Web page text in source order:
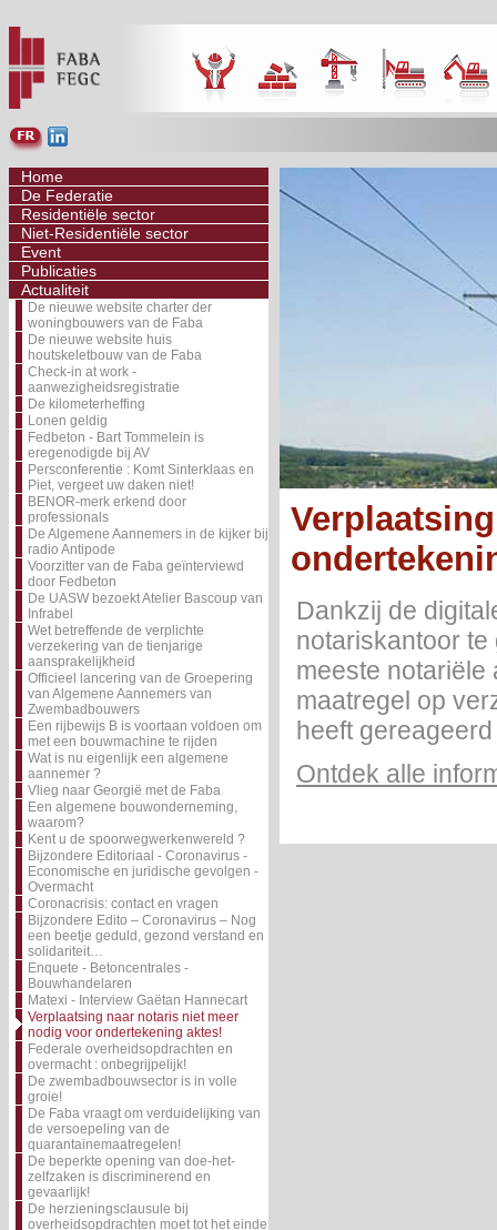
Home
De Federatie
Residentiële sector
Niet-Residentiële sector
Event
Publicaties
Actualiteit
De nieuwe website charter der
woningbouwers van de Faba
De nieuwe website huis
houtskeletbouw van de Faba
Check-in at work -
aanwezigheidsregistratie
De kilometerheffing
Lonen geldig
Fedbeton - Bart Tommelein is
eregenodigde bij AV
Persconferentie : Komt Sinterklaas en
Piet, vergeet uw daken niet!
BENOR-merk erkend door
professionals
De Algemene Aannemers in de kijker bij
radio Antipode
Voorzitter van de Faba geïnterviewd
door Fedbeton
De UASW bezoekt Atelier Bascoup van
Infrabel
Wet betreffende de verplichte
verzekering van de tienjarige
aansprakelijkheid
Officieel lancering van de Groepering
van Algemene Aannemers van
Zwembadbouwers
Een rijbewijs B is voortaan voldoen om
met een bouwmachine te rijden
Wat is nu eigenlijk een algemene
aannemer ?
Vlieg naar Georgië met de Faba
Een algemene bouwonderneming,
waarom?
Kent u de spoorwegwerkenwereld ?
Bijzondere Editoriaal - Coronavirus -
Economische en juridische gevolgen -
Overmacht
Coronacrisis: contact en vragen
Bijzondere Edito – Coronavirus – Nog
een beetje geduld, gezond verstand en
solidariteit…
Enquete - Betoncentrales -
Bouwhandelaren
Matexi - Interview Gaëtan Hannecart
Verplaatsing naar notaris niet meer
nodig voor ondertekening aktes!
Federale overheidsopdrachten en
overmacht : onbegrijpelijk!
De zwembadbouwsector is in volle
groie!
De Faba vraagt om verduidelijking van
de versoepeling van de
quarantainemaatregelen!
De beperkte opening van doe-het-
zelfzaken is discriminerend en
gevaarlijk!
De herzieningsclausule bij
overheidsopdrachten moet tot het einde
Dankzij de
notariskantoor
meeste notariële
maatregel op
heeft gereageerd
Ontdek alle